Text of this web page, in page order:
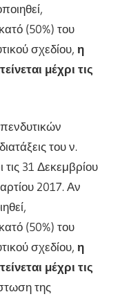
(50%) του
σχεδίου, η
μέχρι τις
του ν.
31 Δεκεμβρίου
2017. Αν
(50%) του
σχεδίου, η
μέχρι τις
της